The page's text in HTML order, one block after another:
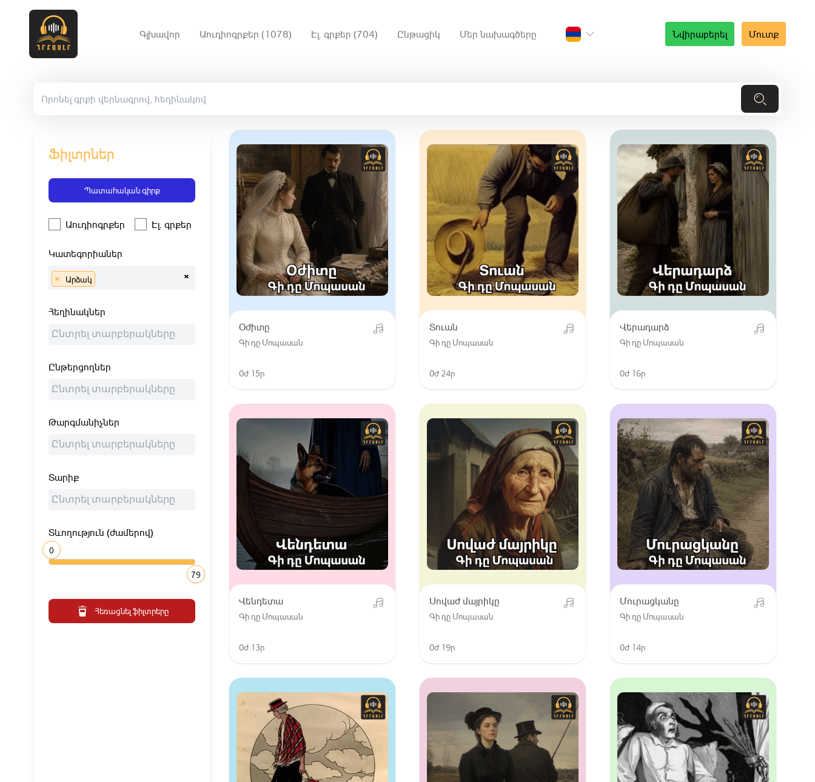
Նվիրաբերել Մուտք
Գլխավոր Աուդիոգրքեր (1078) Էլ. գրքեր (704) Ընթացիկ Մեր նախագծերը
Ֆիլտրներ
Պատահական գիրք
Աուդիոգրքեր Էլ. գրքեր
Կատեգորիաներ
×
× Արձակ
Հեղինակներ
Ընթերցողներ
Թարգմանիչներ
Տարիք
Տևողություն (ժամերով)
0
79
Հեռացնել ֆիլտրերը
Օժիտը
Գի դը Մոպասան
0ժ 15ր
Տուան
Գի դը Մոպասան
0ժ 24ր
Վերադարձ
Գի դը Մոպասան
0ժ 16ր
Վենդետա
Գի դը Մոպասան
0ժ 13ր
Սովաժ մայրիկը
Գի դը Մոպասան
0ժ 19ր
Մուրացկանը
Գի դը Մոպասան
0ժ 14ր